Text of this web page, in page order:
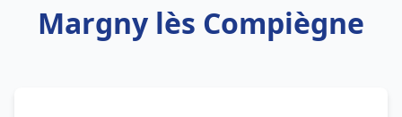
Margny lès Compiègne